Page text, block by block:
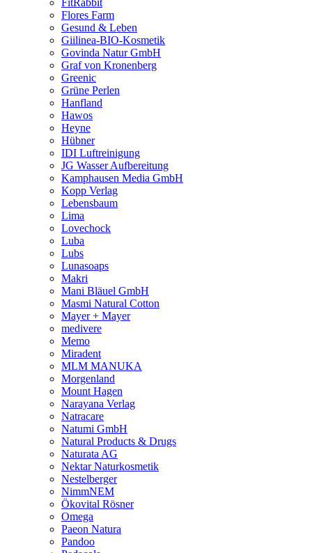
FitRabbit
Flores Farm
Gesund & Leben
Giilinea-BIO-Kosmetik
Govinda Natur GmbH
Graf von Kronenberg
Greenic
Grüne Perlen
Hanfland
Hawos
Heyne
Hübner
IDI Luftreinigung
JG Wasser Aufbereitung
Kamphausen Media GmbH
Kopp Verlag
Lebensbaum
Lima
Lovechock
Luba
Lubs
Lunasoaps
Makri
Mani Bläuel GmbH
Masmi Natural Cotton
Mayer + Mayer
medivere
Memo
Miradent
MLM MANUKA
Morgenland
Mount Hagen
Narayana Verlag
Natracare
Natumi GmbH
Natural Products & Drugs
Naturata AG
Nektar Naturkosmetik
Nestelberger
NimmNEM
Ökovital Rösner
Omega
Paeon Natura
Pandoo